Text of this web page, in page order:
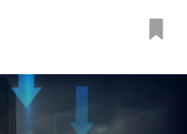
상황에서 오픈AI, 앤트로픽,